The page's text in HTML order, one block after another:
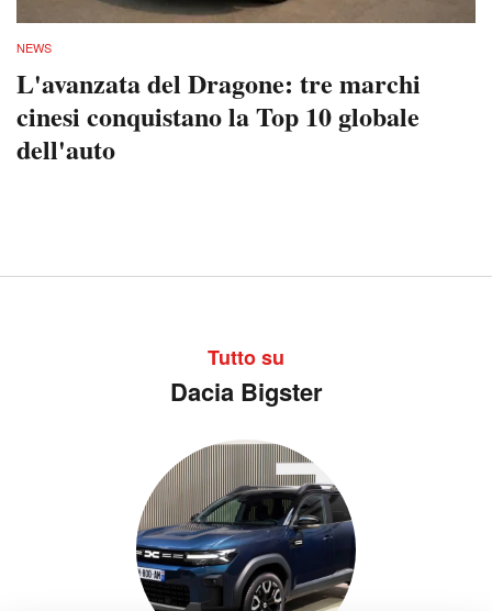
NEWS
L'avanzata del Dragone: tre marchi
cinesi conquistano la Top 10 globale
dell'auto
Tutto su
Dacia Bigster